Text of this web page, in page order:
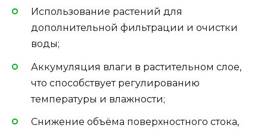
Использование растений для
дополнительной фильтрации и очистки
воды;
Аккумуляция влаги в растительном слое,
что способствует регулированию
температуры и влажности;
Снижение объёма поверхностного стока,